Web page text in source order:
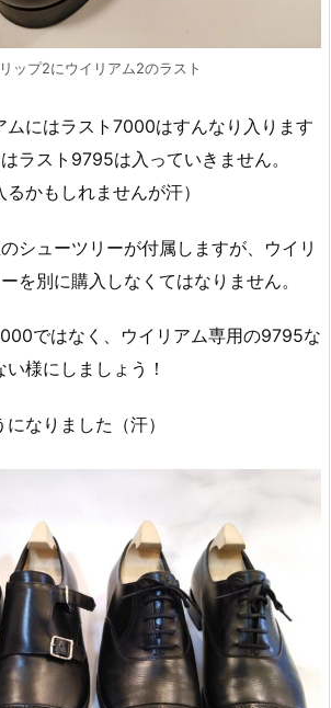
ップ2にウイリアム2のラスト
ムにはラスト7000はすんなり入ります
ラスト9795は入っていきません。
るかもしれませんが汗）
シューツリーが付属しますが、ウイリ
を別に購入しなくてはなりません。
ではなく、ウイリアム専用の9795な
様にしましょう！
なりました（汗）